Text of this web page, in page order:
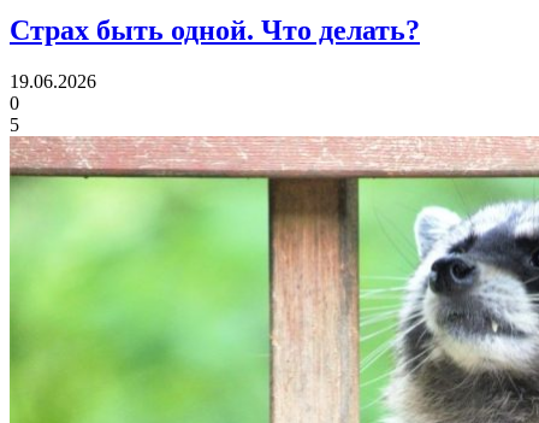
Страх быть одной. Что делать?
19.06.2026
0
5